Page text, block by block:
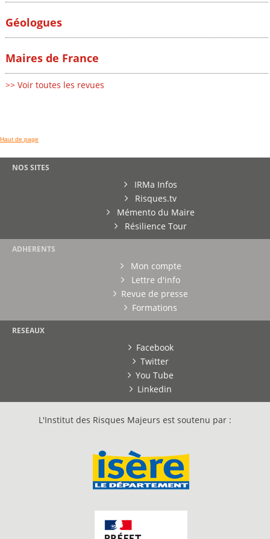
Géologues
Maires de France
>> Voir toutes les revues
Haut de page
NOS SITES
IRMa Infos
Risques.tv
Mémento du Maire
Résilience Tour
ADHERENTS
Mon compte
Lettre d'info
Revue de presse
Formations
RESEAUX
Facebook
Twitter
You Tube
Linkedin
L'Institut des Risques Majeurs est soutenu par :